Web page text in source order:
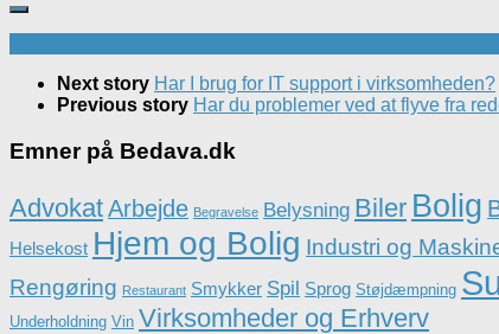
Next story Har I brug for IT support i virksomheden?
Previous story Har du problemer ved at flyve fra
Emner på Bedava.dk
AdvokatArbejde Begravelse Belysning Biler Bolig
Helsekost Hjem og Bolig Industri og
Rengøring Restaurant Smykker Spil Sprog Støjdæmpning
Underholdning Vin Virksomheder og Erhverv